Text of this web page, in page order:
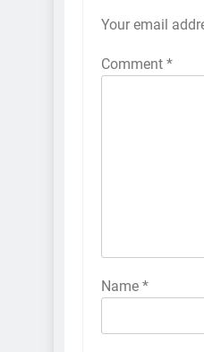
Your email
Comment *
Name *